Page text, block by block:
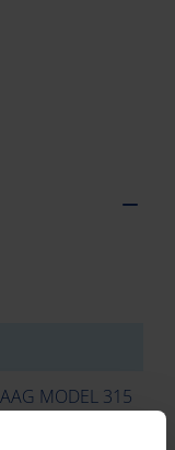
MODEL 315